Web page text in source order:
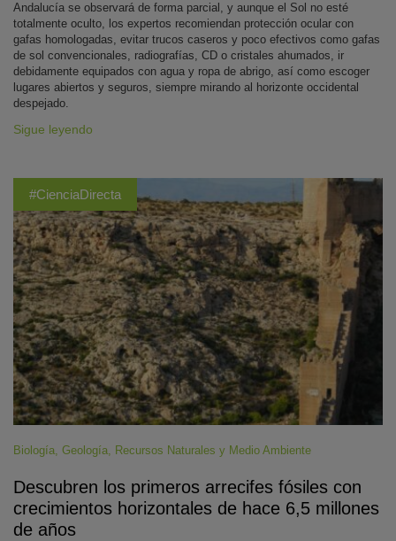
Andalucía se observará de forma parcial, y aunque el Sol no esté
totalmente oculto, los expertos recomiendan protección ocular con
gafas homologadas, evitar trucos caseros y poco efectivos como gafas
de sol convencionales, radiografías, CD o cristales ahumados, ir
debidamente equipados con agua y ropa de abrigo, así como escoger
lugares abiertos y seguros, siempre mirando al horizonte occidental
despejado.
Sigue leyendo
#CienciaDirecta
Biología, Geología, Recursos Naturales y Medio Ambiente
Descubren los primeros arrecifes fósiles con
crecimientos horizontales de hace 6,5 millones
de años